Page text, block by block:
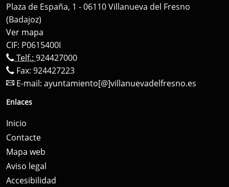
Plaza de España, 1 - 06110 Villanueva del Fresno
(Badajoz)
Ver mapa
CIF: P0615400I
Telf.: 924427000
Fax: 924427223
E-mail: ayuntamiento[@]villanuevadelfresno.es
Enlaces
Inicio
Contacte
Mapa web
Aviso legal
Accesibilidad